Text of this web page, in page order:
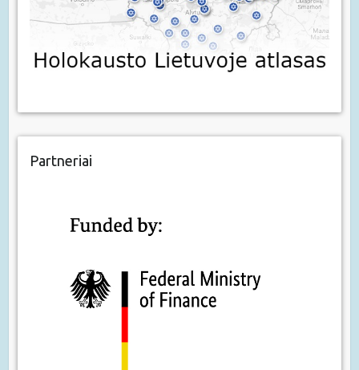
Partneriai